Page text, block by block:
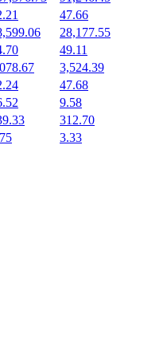
47.66
28,177.55
49.11
3,524.39
47.68
9.58
312.70
3.33